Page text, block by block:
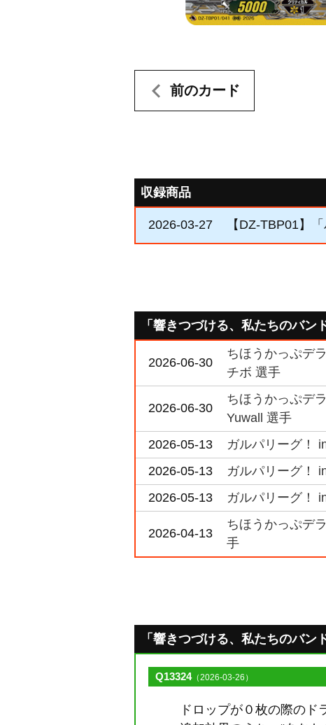
前のカード
収録商品
2026-03-27 【DZ-TBP01】
「響きつづける、私たちのバ
2026-06-30
ちほうかっぷデ
チボ 選手
2026-06-30
ちほうかっぷデ
Yuwall 選手
2026-05-13
ガルパリーグ！
2026-05-13
ガルパリーグ！
2026-05-13
ガルパリーグ！
2026-04-13
ちほうかっぷデ
手
「響きつづける、私たちのバ
Q13324（2026-03-26）
ドロップが０枚の際のド